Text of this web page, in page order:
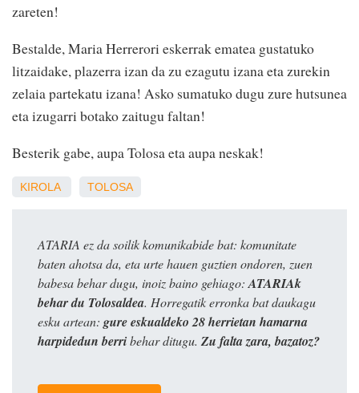
zareten!
Bestalde, Maria Herrerori eskerrak ematea gustatuko
litzaidake, plazerra izan da zu ezagutu izana eta zurekin
zelaia partekatu izana! Asko sumatuko dugu zure hutsunea
eta izugarri botako zaitugu faltan!
Besterik gabe, aupa Tolosa eta aupa neskak!
KIROLA TOLOSA
ATARIA ez da soilik komunikabide bat: komunitate
baten ahotsa da, eta urte hauen guztien ondoren, zuen
babesa behar dugu, inoiz baino gehiago: ATARIAk
behar du Tolosaldea. Horregatik erronka bat daukagu
esku artean: gure eskualdeko 28 herrietan hamarna
harpidedun berribehar ditugu. Zu falta zara, bazatoz?